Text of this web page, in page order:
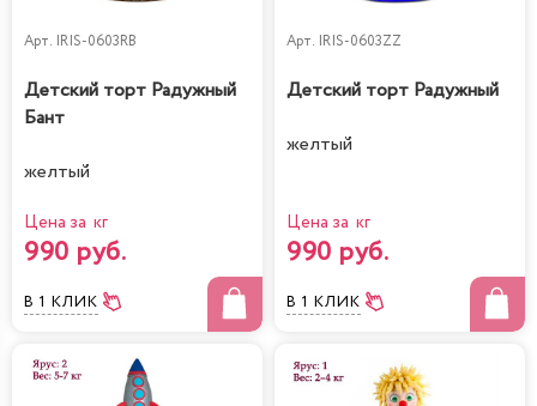
Арт. IRIS-0603RB
Детский торт Радужный
Бант
желтый
Цена за кг
990 руб.
В 1 КЛИК
Арт. IRIS-0603ZZ
Детский торт Радужный
желтый
Цена за кг
990 руб.
В 1 КЛИК